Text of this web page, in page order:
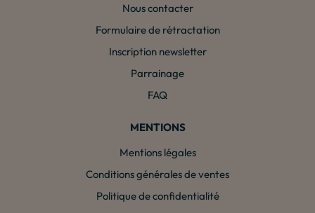
Nous contacter
Formulaire de rétractation
Inscription newsletter
Parrainage
FAQ
MENTIONS
Mentions légales
Conditions générales de ventes
Politique de confidentialité